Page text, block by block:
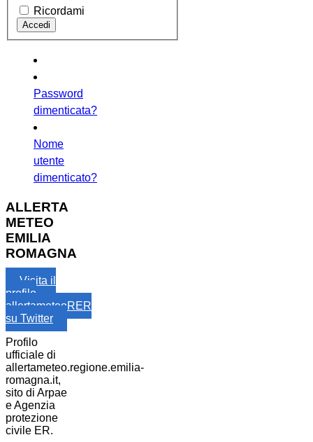
Ricordami
Password
dimenticata?
Nome
utente
dimenticato?
ALLERTA
METEO
EMILIA
ROMAGNA
Visita il
profilo
allertameteoRER
su Twitter
Profilo
ufficiale di
allertameteo.regione.emilia-
romagna.it,
sito di Arpae
e Agenzia
protezione
civile ER.